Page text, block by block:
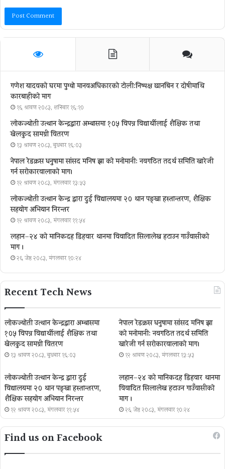
गणेश यादवको घरमा पुग्याे मानवअधिकारकाे टोली:निष्पक्ष छानबिन र दोषीमाथि
कारबाहीको माग
१६ श्रावण २०८३, शनिबार १६:१०
लोकज्योती उत्थान केन्द्रद्वारा अम्बासमा १०५ विपन्न विद्यार्थीलाई शैक्षिक तथा
खेलकुद सामग्री वितरण
१३ श्रावण २०८३, बुधबार १६:०३
नेपाल रेडक्रस धनुषामा सांसद मनिष झा को मनोमानी: नवगठित तदर्थ समिति खारेजी
गर्न सरोकारवालाको माग।
१२ श्रावण २०८३, मंगलवार १३:५३
लोकज्योती उत्थान केन्द्र द्वारा दुई विद्यालयमा २० थान पङ्खा हस्तान्तरण, शैक्षिक
सहयोग अभियान निरन्तर
१२ श्रावण २०८३, मंगलवार ११:५४
लहान–२४ को मानिकदह डिहवार थानमा विवादित सिलालेख हटाउन गाउँवासीको
माग ।
२६ जेष्ठ २०८३, मंगलवार १०:२४
Recent Tech News
लोकज्योती उत्थान केन्द्रद्वारा अम्बासमा
१०५ विपन्न विद्यार्थीलाई शैक्षिक तथा
खेलकुद सामग्री वितरण
१३ श्रावण २०८३, बुधबार १६:०३
नेपाल रेडक्रस धनुषामा सांसद मनिष झा
को मनोमानी: नवगठित तदर्थ समिति
खारेजी गर्न सरोकारवालाको माग।
१२ श्रावण २०८३, मंगलवार १३:५३
लोकज्योती उत्थान केन्द्र द्वारा दुई
विद्यालयमा २० थान पङ्खा हस्तान्तरण,
शैक्षिक सहयोग अभियान निरन्तर
१२ श्रावण २०८३, मंगलवार ११:५४
लहान–२४ को मानिकदह डिहवार थानमा
विवादित सिलालेख हटाउन गाउँवासीको
माग ।
२६ जेष्ठ २०८३, मंगलवार १०:२४
Find us on Facebook